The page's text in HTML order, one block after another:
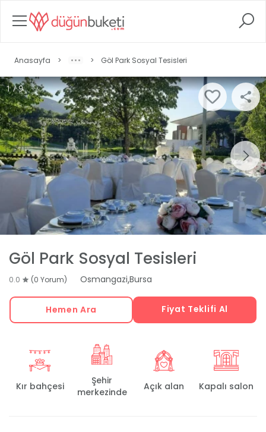
Anasayfa > > Göl Park Sosyal Tesisleri
1 / 9
Göl Park Sosyal Tesisleri
0.0 (0 Yorum) Osmangazi,Bursa
Hemen Ara Fiyat Teklifi Al
Kır bahçesi
Şehir
merkezinde
Açık alan Kapalı salon